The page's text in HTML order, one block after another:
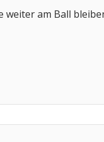
weiter am Ball